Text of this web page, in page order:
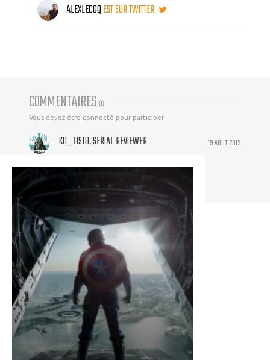
ALEXLECOQEST SUR TWITTER
COMMENTAIRES (1)
Vous devez être connecté pour participer
19 AOUT 2013
KIT_FISTO, SERIAL REVIEWER